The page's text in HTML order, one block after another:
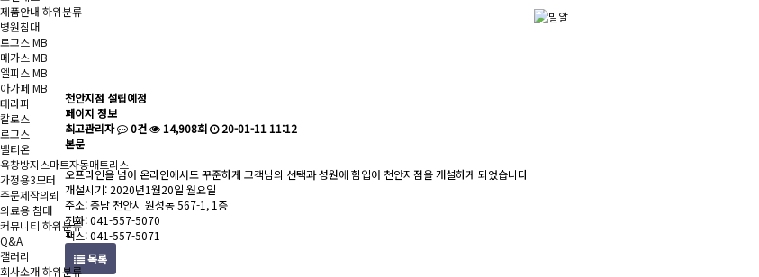
제품안내 하위분류
병원침대
로고스 MB
메가스 MB
엘피스 MB
아가페 MB
테라피
칼로스
로고스
벨티온
욕창방지스마트자동매트리스
가정용3모터
주문제작의뢰
의료용 침대
커뮤니티 하위분류
Q&A
갤러리
회사소개하위분류
천안지점 설립예정
페이지 정보
최고관리자
0건 14,908회
20-01-11 11:12
본문
오프라인을 넘어 온라인에서도 꾸준하게 고객님의 선택과 성원에 힘입어 천안지점을 개설하게 되었습니다
개설시기: 2020년1월20일 월요일
주소: 충남 천안시 원성동 567-1, 1층
전화: 041-557-5070
팩스: 041-557-5071
목록